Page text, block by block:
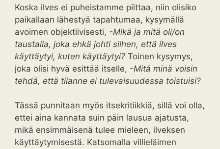
Koska ilves ei puheistamme piittaa, niin olisiko
paikallaan lähestyä tapahtumaa, kysymällä
avoimen objektiivisesti, -Mikä ja mitä oli/on
taustalla, joka ehkä johti siihen, että ilves
käyttäytyi, kuten käyttäytyi? Toinen kysymys,
joka olisi hyvä esittää itselle, -Mitä minä voisin
tehdä, että tilanne ei tulevaisuudessa toistuisi?
Tässä punnitaan myös itsekritiikkiä, sillä voi olla,
ettei aina kannata suin päin lausua ajatusta,
mikä ensimmäisenä tulee mieleen, ilveksen
käyttäytymisestä. Katsomalla villieläimen